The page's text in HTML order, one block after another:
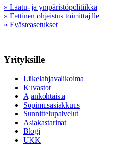
» Laatu- ja ympäristöpolitiikka
» Eettinen ohjeistus toimittajille
» Evästeasetukset
Yrityksille
Liikelahjavalikoima
Kuvastot
Ajankohtaista
Sopimusasiakkuus
Sunnittelupalvelut
Asiakastarinat
Blogi
UKK